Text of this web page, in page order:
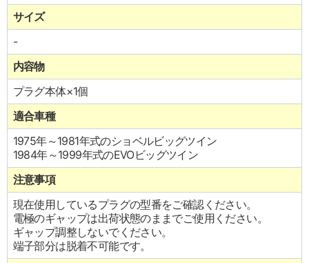
サイズ
-
内容物
プラグ本体×1個
適合車種
1975年～1981年式のショベルビッグツイン
1984年～1999年式のEVOビッグツイン
注意事項
現在使用しているプラグの型番をご確認ください。
電極のギャップは出荷状態のままでご使用ください。
ギャップ調整しないでください。
端子部分は脱着不可能です。